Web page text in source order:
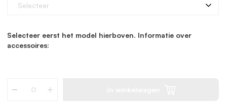
Selecteer
Selecteer eerst het model hierboven. Informatie over
accessoires: